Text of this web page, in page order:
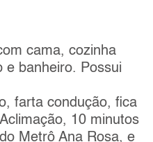
cama, cozinha
e banheiro. Possui
farta condução, fica
10 minutos
Metrô Ana Rosa, e